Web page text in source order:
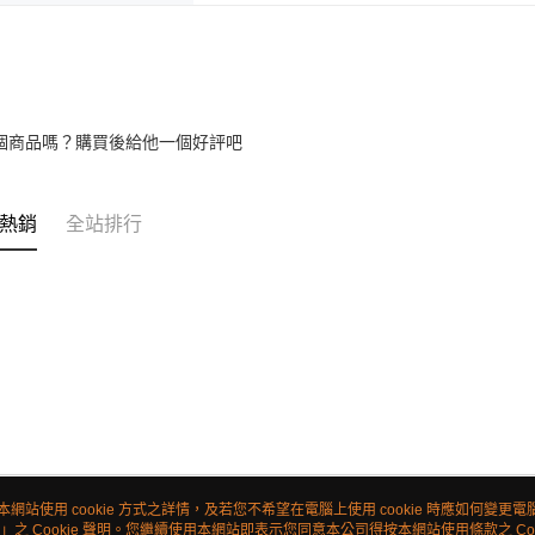
商品嗎？購買後給他一個好評吧
銷 全站排行
網站使用 cookie 方式之詳情，及若您不希望在電腦上使用 cookie 時應如何變更電
」之 Cookie 聲明。您繼續使用本網站即表示您同意本公司得按本網站使用條款之